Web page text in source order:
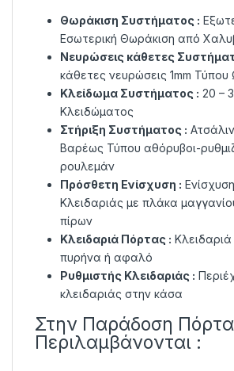
Θωράκιση Συστήματος :
Εσωτερική Θωράκιση από
Νευρώσεις κάθετες
κάθετες νευρώσεις 1mm Τύπου
Κλείδωμα Συστήματος : 20 –
Κλειδώματος
Στήριξη Συστήματος :
Βαρέως Τύπου αθόρυβοι-
ρουλεμάν
Πρόσθετη Ενίσχυση :
Κλειδαριάς με πλάκα
πίρων
Κλειδαριά Πόρτας :
πυρήνα ή αφαλό
Ρυθμιστής Κλειδαριάς :
κλειδαριάς στην κάσα
Στην Παράδοση
Περιλαμβάνονται :